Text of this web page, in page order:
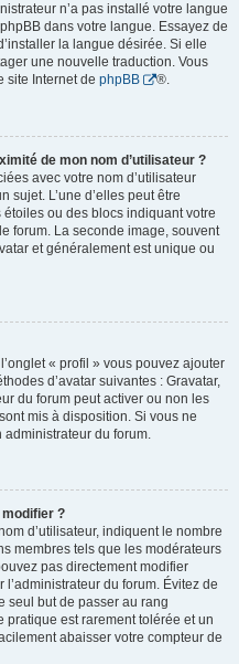
n’a pas installé votre langue
dans votre langue. Essayez de
la langue désirée. Si elle
une nouvelle traduction. Vous
site Internet de phpBB ®.
de mon nom d’utilisateur ?
avec votre nom d’utilisateur
sujet. L’une d’elles peut être
ou des blocs indiquant votre
forum. La seconde image, souvent
et généralement est unique ou
« profil » vous pouvez ajouter
d’avatar suivantes : Gravatar,
du forum peut activer ou non les
mis à disposition. Si vous ne
administrateur du forum.
modifier ?
d’utilisateur, indiquent le nombre
membres tels que les modérateurs
pas directement modifier
l’administrateur du forum. Évitez de
seul but de passer au rang
pratique est rarement tolérée et un
abaisser votre compteur de